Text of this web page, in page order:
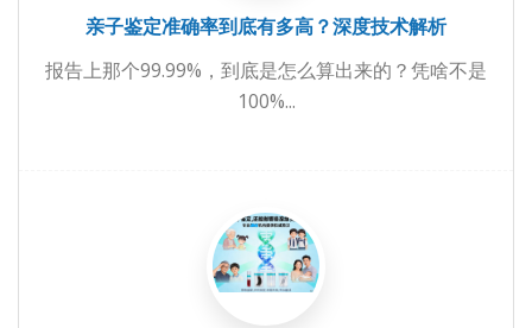
亲子鉴定准确率到底有多高？深度技术解析
报告上那个99.99%，到底是怎么算出来的？凭啥不是
100%...